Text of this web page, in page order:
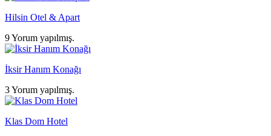
Hilsin Otel & Apart
9 Yorum yapılmış.
İksir Hanım Konağı
3 Yorum yapılmış.
Klas Dom Hotel